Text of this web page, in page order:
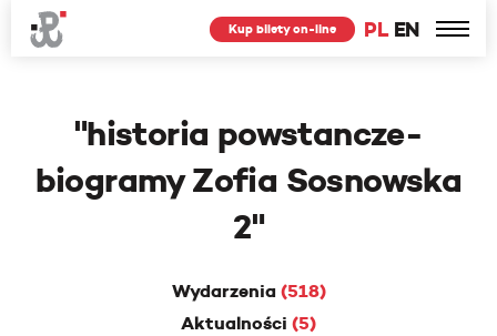
PL EN
Kup bilety on-line
"historia powstancze-
biogramy Zofia Sosnowska
2"
Wydarzenia (518)
Aktualności (5)